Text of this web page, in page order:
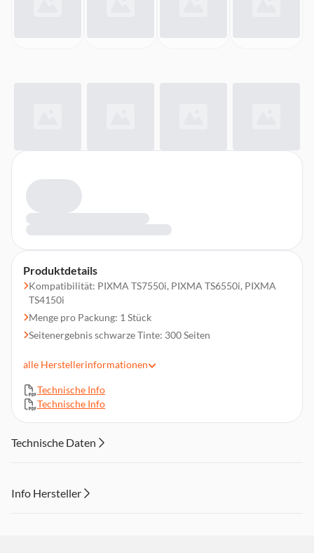
Produktdetails
Kompatibilität: PIXMA TS7550i, PIXMA TS6550i, PIXMA
TS4150i
Menge pro Packung: 1 Stück
Seitenergebnis schwarze Tinte: 300 Seiten
Druckfarben: Schwarz
Markenkompatibilität: Canon
alle Herstellerinformationen
Technische Info
Technische Info
Technische Daten
Info Hersteller